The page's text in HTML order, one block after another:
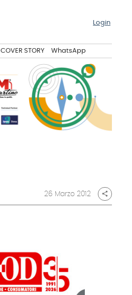
Login
COVER STORY WhatsApp
26 Marzo 2012 share